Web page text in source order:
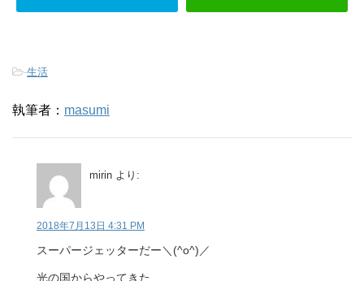
-生活
執筆者： masumi
mirin より:
2018年7月13日 4:31 PM
スーパージェッターだー＼(^o^)／
光の国からやってきた